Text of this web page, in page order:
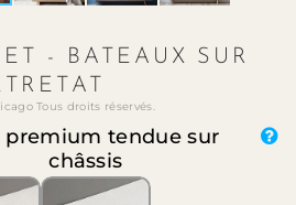
- BATEAUX SUR
Tous droits réservés.
premium tendue sur
châssis